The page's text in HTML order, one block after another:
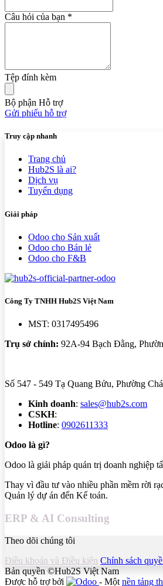
Câu hỏi của bạn *
Tệp đính kèm
Bộ phận Hỗ trợ
Gửi phiếu hỗ trợ
Truy cập nhanh
Trang chủ
Hub2S là ai?
Dịch vụ
Tuyển dụng
Giải pháp
Odoo cho Sản xuất
Odoo cho Bán lẻ
Odoo cho F&B
Công Ty TNHH Hub2S Việt Nam
MST: 0317495496
Trụ sở chính: 92A-94 Bạch Đằng,
Số 547 - 549 Tạ Quang Bửu, Phường
Kinh doanh: sales@hub2s.com
CSKH:
Hotline: 0902611333
Odoo là gì?
Odoo là giải pháp quản trị doanh nghiệp
Thay vì đầu tư vào nhiều phần mềm rời
Quản lý dự án đến Kế toán.
ERP & AI Consulting
Theo dõi chúng tôi
Điều khoản và Điều kiện Chính sách
Bản quyền ©Hub2S Việt Nam
Được hỗ trợ bởi
- Mộtnền tảng